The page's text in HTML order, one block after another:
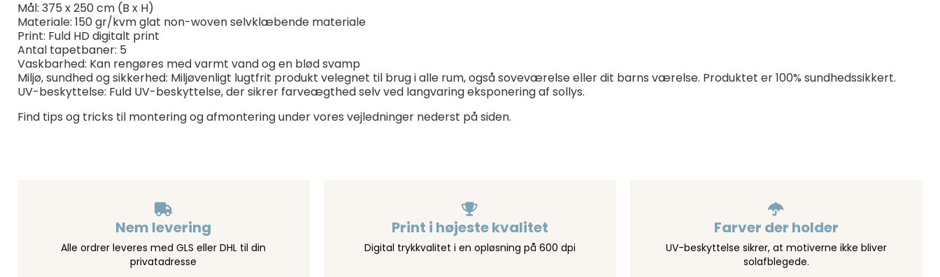
Mål: 375 x 250 cm (B x H)
Materiale: 150 gr/kvm glat non-woven selvklæbende materiale
Print: Fuld HD digitalt print
Antal tapetbaner: 5
Vaskbarhed: Kan rengøres med varmt vand og en blød svamp
Miljø, sundhed og sikkerhed: Miljøvenligt lugtfrit produkt velegnet til brug i alle rum, også soveværelse eller dit barns værelse. Produktet er 100% sundhedssikkert.
UV-beskyttelse: Fuld UV-beskyttelse, der sikrer farveægthed selv ved langvaring eksponering af sollys.
Find tips og tricks til montering og afmontering under vores vejledninger nederst på siden.
Nem levering
Alle ordrer leveres med GLS eller DHL til din
privatadresse
Print i højeste kvalitet
Digital trykkvalitet i en opløsning på 600 dpi
Farver der holder
UV-beskyttelse sikrer, at motiverne ikke bliver
solafblegede.